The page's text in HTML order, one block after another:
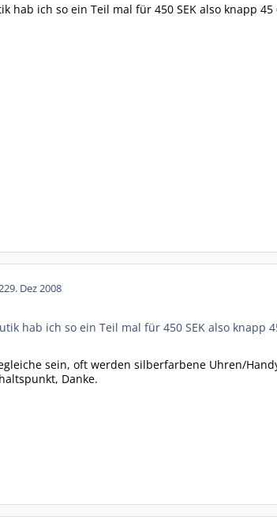
hab ich so ein Teil mal für 450 SEK also knapp
29. Dez 2008
hab ich so ein Teil mal für 450 SEK also
sein, oft werden silberfarbene Uhren/
Danke.